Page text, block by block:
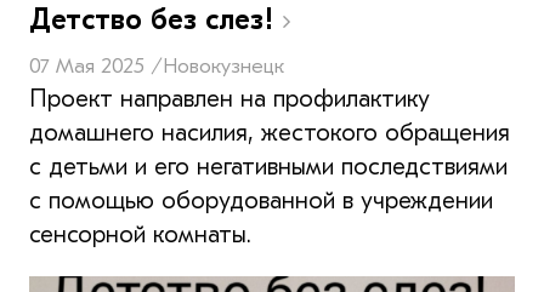
Детство без слез!
07 Мая 2025 /Новокузнецк
Проект направлен на профилактику
домашнего насилия, жестокого обращения
с детьми и его негативными последствиями
с помощью оборудованной в учреждении
сенсорной комнаты.